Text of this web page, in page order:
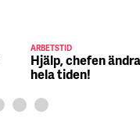
ARBETSTID
Hjälp, chefen
hela tiden!